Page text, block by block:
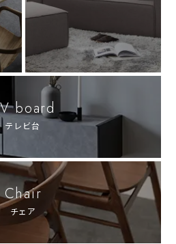
board
テレビ台
Chair
チェア